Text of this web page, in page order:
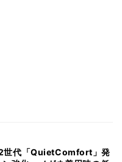
世代「QuietComfort」発